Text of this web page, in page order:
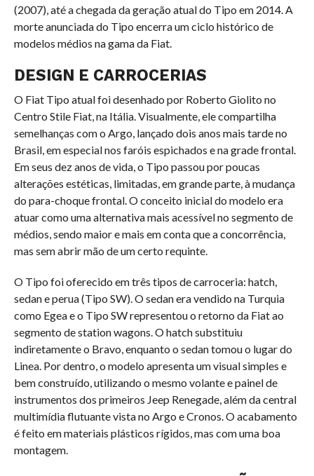
(2007), até a chegada da geração atual do Tipo em 2014. A
morte anunciada do Tipo encerra um ciclo histórico de
modelos médios na gama da Fiat.
DESIGN E CARROCERIAS
O Fiat Tipo atual foi desenhado por Roberto Giolito no
Centro Stile Fiat, na Itália. Visualmente, ele compartilha
semelhanças com o Argo, lançado dois anos mais tarde no
Brasil, em especial nos faróis espichados e na grade frontal.
Em seus dez anos de vida, o Tipo passou por poucas
alterações estéticas, limitadas, em grande parte, à mudança
do para-choque frontal. O conceito inicial do modelo era
atuar como uma alternativa mais acessível no segmento de
médios, sendo maior e mais em conta que a concorrência,
mas sem abrir mão de um certo requinte.
O Tipo foi oferecido em três tipos de carroceria: hatch,
sedan e perua (Tipo SW). O sedan era vendido na Turquia
como Egea e o Tipo SW representou o retorno da Fiat ao
segmento de station wagons. O hatch substituiu
indiretamente o Bravo, enquanto o sedan tomou o lugar do
Linea. Por dentro, o modelo apresenta um visual simples e
bem construído, utilizando o mesmo volante e painel de
instrumentos dos primeiros Jeep Renegade, além da central
multimídia flutuante vista no Argo e Cronos. O acabamento
é feito em materiais plásticos rígidos, mas com uma boa
montagem.